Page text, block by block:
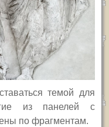
темой для
из панелей с
по фрагментам.